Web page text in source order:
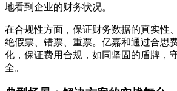
地看到企业的财务状况。
在合规性方面，保证财务数据的真实性
绝假票、错票、重票。亿嘉和通过合思
化，保证费用合规，如同坚固的盾牌，
全。